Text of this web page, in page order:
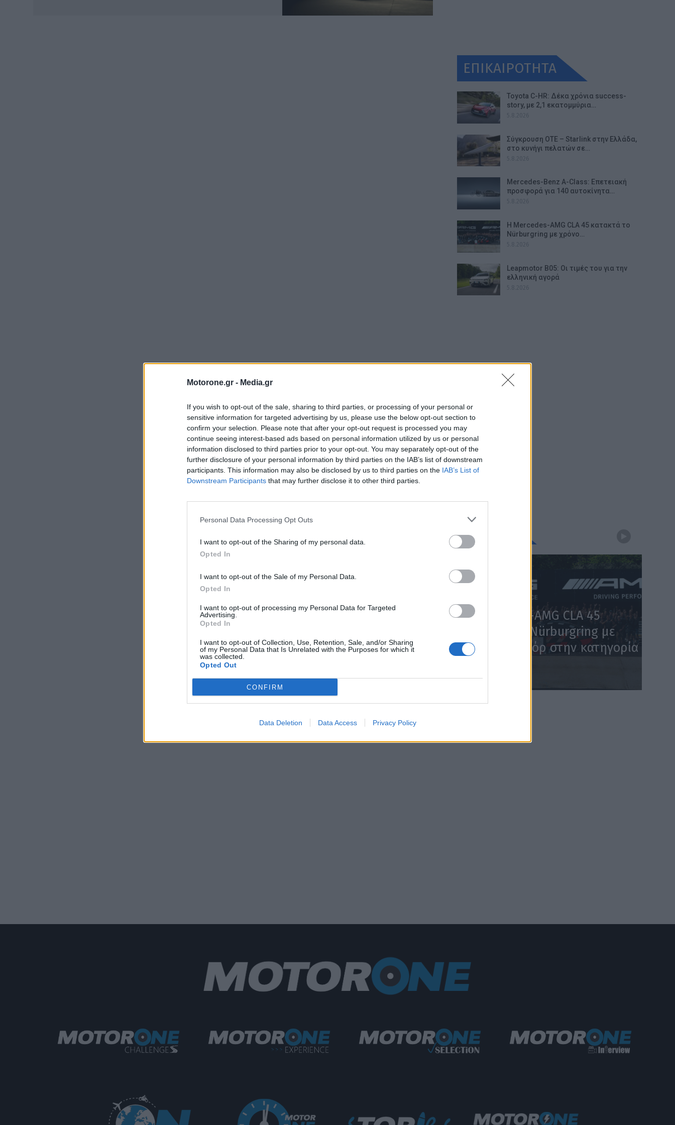
Motorone.gr - Media.gr
If you wish to opt-out of the sale, sharing to third parties, or processing of your personal or
sensitive information for targeted advertising by us, please use the below opt-out section to
confirm your selection. Please note that after your opt-out request is processed you may
continue seeing interest-based ads based on personal information utilized by us or personal
information disclosed to third parties prior to your opt-out. You may separately opt-out of the
further disclosure of your personal information by third parties on the IAB’s list of downstream
participants. This information may also be disclosed by us to third parties on the IAB’s List of
Downstream Participants that may further disclose it to other third parties.
Personal Data Processing Opt Outs
I want to opt-out of the Sharing of my personal data.
Opted In
I want to opt-out of the Sale of my Personal Data.
Opted In
I want to opt-out of processing my Personal Data for Targeted
Advertising.
Opted In
I want to opt-out of Collection, Use, Retention, Sale, and/or Sharing
of my Personal Data that Is Unrelated with the Purposes for which it
was collected.
Opted Out
CONFIRM
Data Deletion Data Access Privacy Policy
ΕΠΙΚΑΙΡΟΤΗΤΑ
Toyota C-HR: Δέκα χρόνια success-
story, με 2,1 εκατομμύρια…
Σύγκρουση ΟΤΕ – Starlink στην Ελλάδα,
στο κυνήγι πελατών σε…
Mercedes-Benz A-Class: Επετειακή
προσφορά για 140 αυτοκίνητα…
Η Mercedes-AMG CLA 45 κατακτά το
Nürburgring με χρόνο…
Leapmotor B05: Οι τιμές του για την
ελληνική αγορά
WEBTV
Η Mercedes-AMG CLA 45
κατακτά το Nürburgring με
χρόνο – ρεκόρ στην κατηγορία
WEB TV